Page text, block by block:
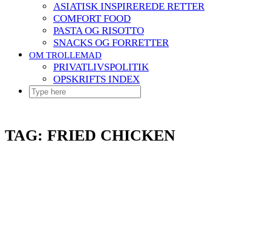
ASIATISK INSPIREREDE RETTER
COMFORT FOOD
PASTA OG RISOTTO
SNACKS OG FORRETTER
OM TROLLEMAD
PRIVATLIVSPOLITIK
OPSKRIFTS INDEX
TAG: FRIED CHICKEN